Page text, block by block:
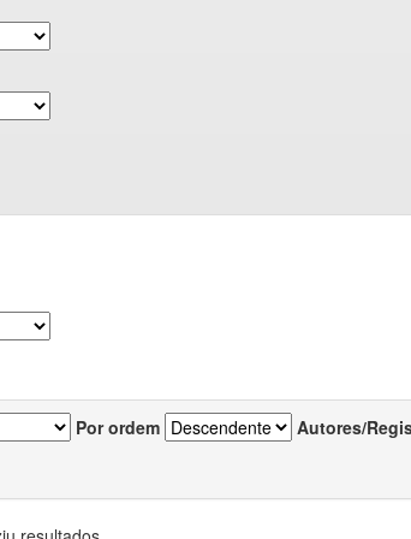
Por ordem Autores/